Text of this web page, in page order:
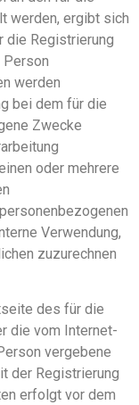
werden, ergibt sich
die Registrierung
werden
bei dem für die
Zwecke
oder mehrere
Verwendung,
zuzurechnen
des für die
die vom Internet-
vergebene
der Registrierung
erfolgt vor dem